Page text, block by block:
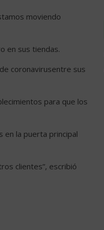
moviendo
en sus tiendas.
coronavirusentre sus
para que los
en la puerta principal
clientes”, escribió